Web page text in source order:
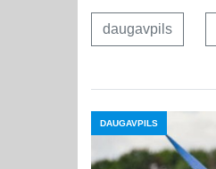
daugavpils
DAUGAVPILS